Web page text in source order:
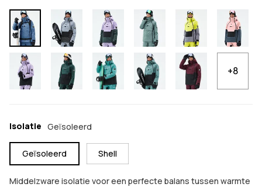
+8
Isolatie Geïsoleerd
Geïsoleerd Shell
Middelzware isolatie voor een perfecte balans tussen warmte